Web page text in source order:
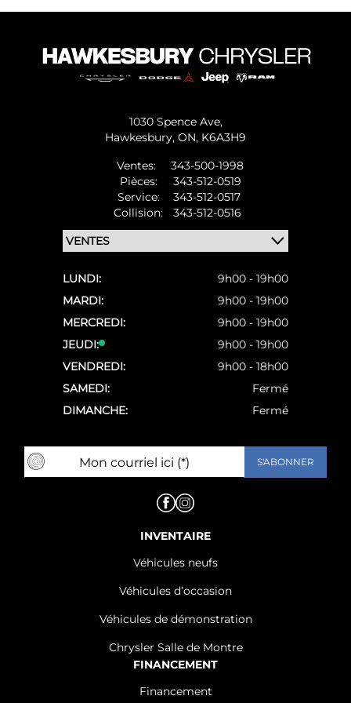
1030 Spence Ave,
Hawkesbury, ON, K6A3H9
Ventes:
343-500-1998
Pièces:
343-512-0519
Service:
343-512-0517
Collision:
343-512-0516
LUNDI:
9h00 - 19h00
MARDI:
9h00 - 19h00
MERCREDI:
9h00 - 19h00
JEUDI:
9h00 - 19h00
VENDREDI:
9h00 - 18h00
SAMEDI:
Fermé
DIMANCHE:
Fermé
INVENTAIRE
Véhicules neufs
Véhicules d’occasion
Véhicules de démonstration
Chrysler Salle de Montre
FINANCEMENT
Financement